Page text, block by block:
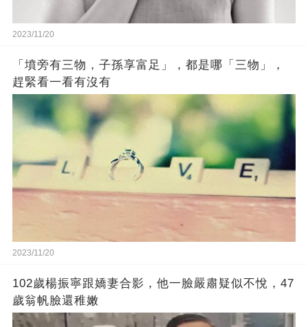
2023/11/20
「墳旁有三物，子孫享富足」，都是哪「三物」，
趕緊看一看有沒有
2023/11/20
102歲楊振寧跟嬌妻合影，他一臉嚴肅疑似不悅，47
歲翁帆臉還稚嫩